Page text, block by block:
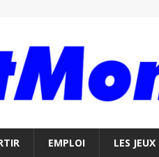
EMPLOI LES JEUX